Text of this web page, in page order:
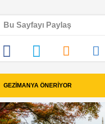
Bu Sayfayı Paylaş
GEZIMANYA ÖNERIYOR